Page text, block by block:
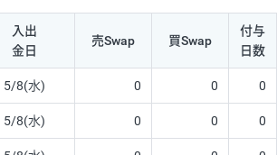
入出
金日
売Swap 買Swap
付与
日数
5/8(水) 0 0 0
5/8(水) 0 0 0